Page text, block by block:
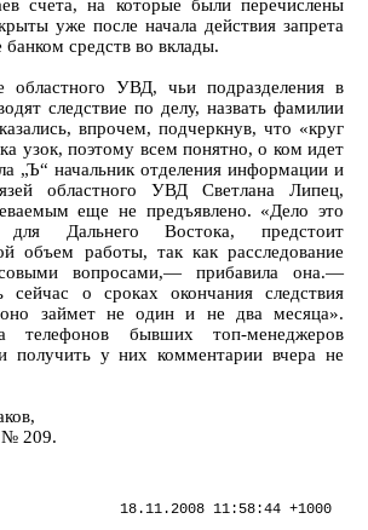
счета, на которые были перечислены
уже после начала действия запрета
средств во вклады.
областного УВД, чьи подразделения в
следствие по делу, назвать фамилии
впрочем, подчеркнув, что «круг
узок, поэтому всем понятно, о ком идет
„Ъ“ начальник отделения информации и
областного УВД Светлана Липец,
еще не предъявлено. «Дело это
для Дальнего Востока, предстоит
объем работы, так как расследование
вопросами,— прибавила она.—
сейчас о сроках окончания следствия
оно займет не один и не два месяца».
телефонов бывших топ-менеджеров
получить у них комментарии вчера не
№ 209.
18.11.2008 11:58:44 +1000